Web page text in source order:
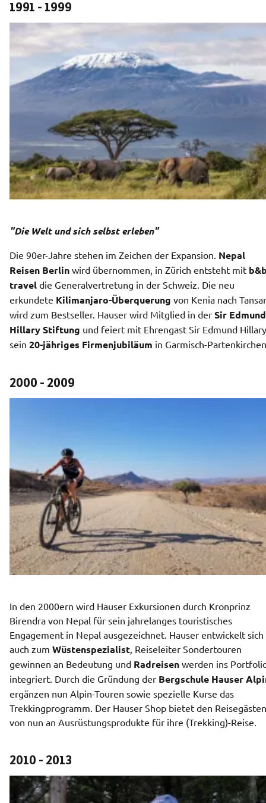
1991 - 1999
"Die Welt und sich selbst erleben"
Die 90er-Jahre stehen im Zeichen der Expansion. Nepal
Reisen Berlin wird übernommen, in Zürich entsteht mit
travel die Generalvertretung in der Schweiz. Die neu
erkundete Kilimanjaro-Überquerung von Kenia nach
wird zum Bestseller. Hauser wird Mitglied in der Sir Edmund
Hillary Stiftung und feiert mit Ehrengast Sir Edmund Hillary
sein 20-jähriges Firmenjubiläum in Garmisch-
2000 - 2009
In den 2000ern wird Hauser Exkursionen durch Kronprinz
Birendra von Nepal für sein jahrelanges touristisches
Engagement in Nepal ausgezeichnet. Hauser entwickelt sich
auch zum Wüstenspezialist , Reiseleiter Sondertouren
gewinnen an Bedeutung und Radreisen werden ins
integriert. Durch die Gründung der Bergschule Hauser
ergänzen nun Alpin-Touren sowie spezielle Kurse das
Trekkingprogramm. Der Hauser Shop bietet den Reisegästen
von nun an Ausrüstungsprodukte für ihre (Trekking)-Reise.
2010 - 2013